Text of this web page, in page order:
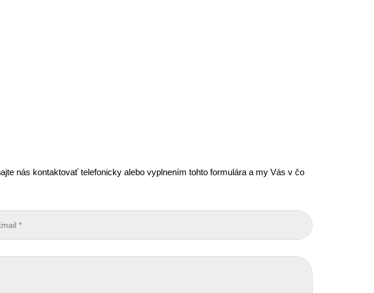
nás kontaktovať telefonicky alebo vyplnením tohto formulára a my Vás v čo